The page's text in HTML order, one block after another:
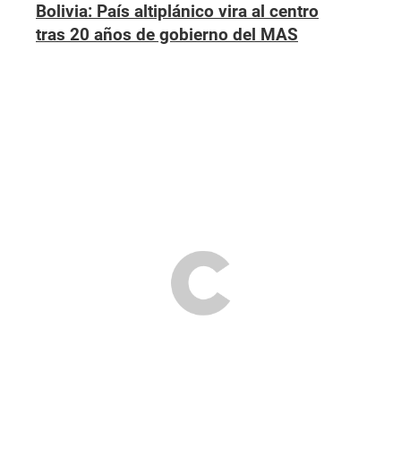
Bolivia: País altiplánico vira al centro
tras 20 años de gobierno del MAS